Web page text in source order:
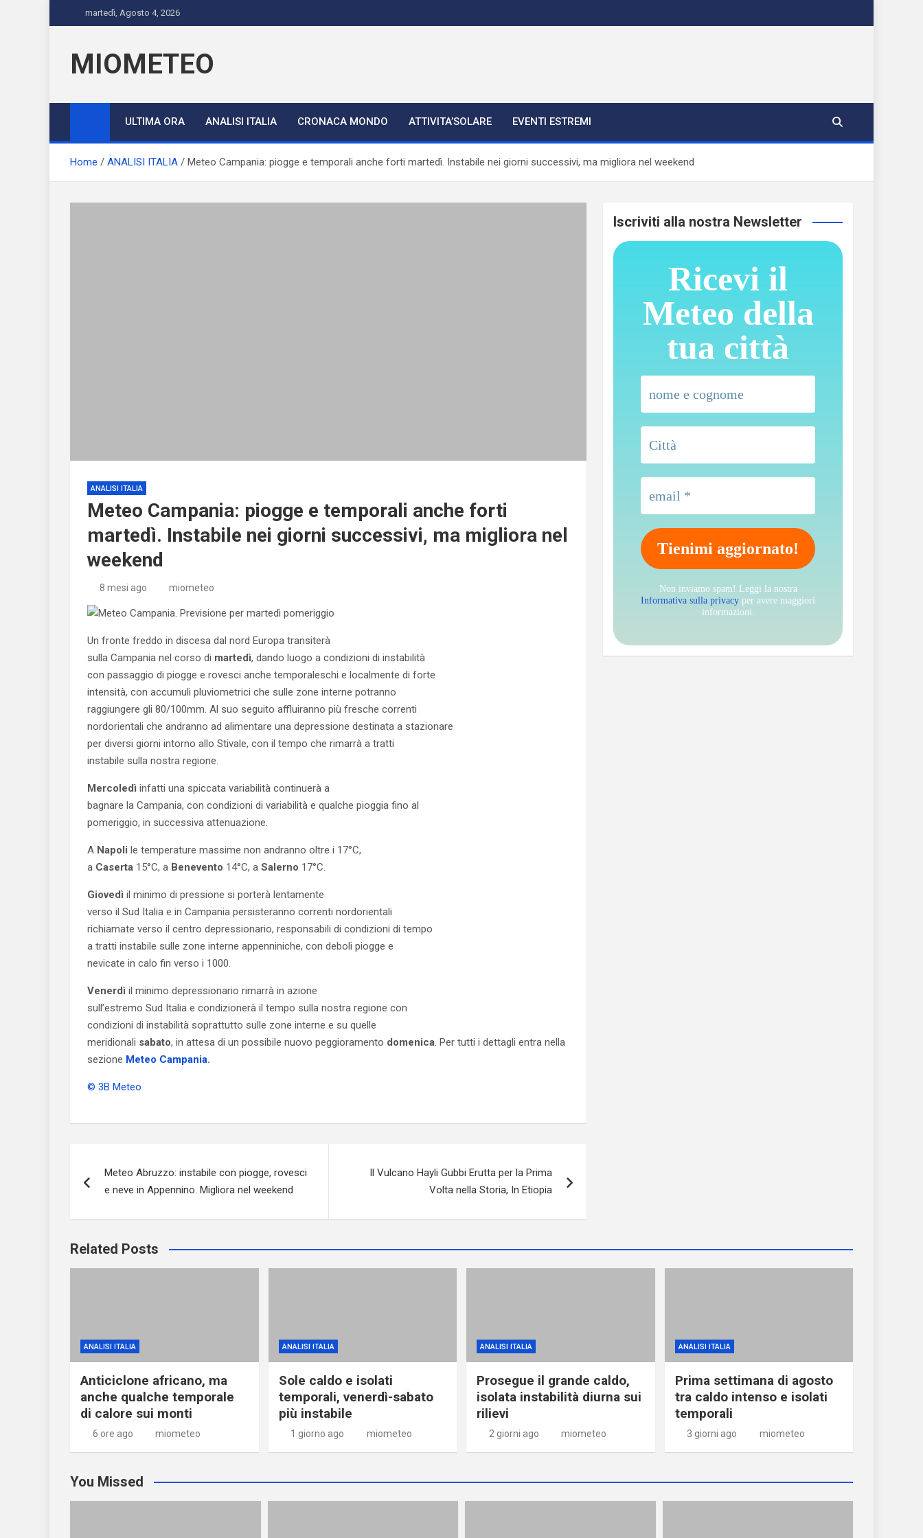
to
martedì, Agosto 4, 2026
MIOMETEO
ULTIMA ORA ANALISI ITALIA CRONACA MONDO ATTIVITA’SOLARE EVENTI ESTREMI
Home ANALISI ITALIA Meteo Campania: piogge e temporali anche forti martedì. Instabile nei giorni successivi, ma migliora nel weekend
ANALISI ITALIA
Meteo Campania: piogge e temporali anche forti
martedì. Instabile nei giorni successivi, ma migliora nel
weekend
8 mesi ago miometeo
Un fronte freddo in discesa dal nord Europa transiterà
sulla Campania nel corso di martedì, dando luogo a condizioni di instabilità
con passaggio di piogge e rovesci anche temporaleschi e localmente di forte
intensità, con accumuli pluviometrici che sulle zone interne potranno
raggiungere gli 80/100mm. Al suo seguito affluiranno più fresche correnti
nordorientali che andranno ad alimentare una depressione destinata a stazionare
per diversi giorni intorno allo Stivale, con il tempo che rimarrà a tratti
instabile sulla nostra regione.
Mercoledì infatti una spiccata variabilità continuerà a
bagnare la Campania, con condizioni di variabilità e qualche pioggia fino al
pomeriggio, in successiva attenuazione.
A Napoli le temperature massime non andranno oltre i 17°C,
a Caserta 15°C, a Benevento 14°C, a Salerno 17°C.
Giovedì il minimo di pressione si porterà lentamente
verso il Sud Italia e in Campania persisteranno correnti nordorientali
richiamate verso il centro depressionario, responsabili di condizioni di tempo
a tratti instabile sulle zone interne appenniniche, con deboli piogge e
nevicate in calo fin verso i 1000.
Venerdì il minimo depressionario rimarrà in azione
sull’estremo Sud Italia e condizionerà il tempo sulla nostra regione con
condizioni di instabilità soprattutto sulle zone interne e su quelle
meridionali sabato, in attesa di un possibile nuovo peggioramento domenica. Per tutti i dettagli entra nella
sezione Meteo Campania.
© 3B Meteo
articoli
Meteo Abruzzo: instabile con piogge, rovesci
e neve in Appennino. Migliora nel weekend
Il Vulcano Hayli Gubbi Erutta per la Prima
Volta nella Storia, In Etiopia
Iscriviti alla nostra Newsletter
Ricevi il
Meteo della
tua città
Non inviamo spam! Leggi la nostra
Informativa sulla privacy per avere maggiori
informazioni.
Related Posts
ANALISI ITALIA
Anticiclone africano, ma
anche qualche temporale
di calore sui monti
6 ore ago miometeo
ANALISI ITALIA
Sole caldo e isolati
temporali, venerdì-sabato
più instabile
1 giorno ago miometeo
ANALISI ITALIA
Prosegue il grande caldo,
isolata instabilità diurna sui
rilievi
2 giorni ago miometeo
ANALISI ITALIA
Prima settimana di agosto
tra caldo intenso e isolati
temporali
3 giorni ago miometeo
You Missed